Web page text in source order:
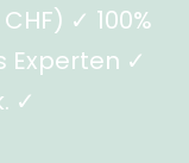
✓ 100%
Experten ✓
✓